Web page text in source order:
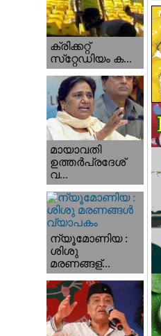
ക്രിക്കറ്റ്
സ്‌റ്റേഡിയം ക...
മായാവതി
ഉത്തര്‍പ്രദേശ്‌
വ...
ന്യൂമോണിയ :
ശിശു
മരണങ്ങള്...